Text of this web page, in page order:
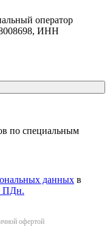
оператор
ИНН
по специальным
данных в
ПДн.
офертой